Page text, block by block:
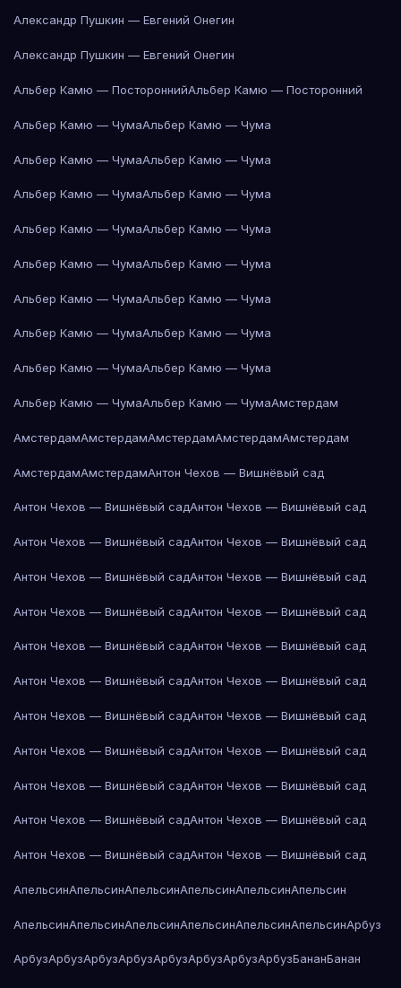
Александр Пушкин — Евгений Онегин
Александр Пушкин — Евгений Онегин
Альбер Камю — ПостороннийАльбер Камю — Посторонний
Альбер Камю — ЧумаАльбер Камю — Чума
Альбер Камю — ЧумаАльбер Камю — Чума
Альбер Камю — ЧумаАльбер Камю — Чума
Альбер Камю — ЧумаАльбер Камю — Чума
Альбер Камю — ЧумаАльбер Камю — Чума
Альбер Камю — ЧумаАльбер Камю — Чума
Альбер Камю — ЧумаАльбер Камю — Чума
Альбер Камю — ЧумаАльбер Камю — Чума
Альбер Камю — ЧумаАльбер Камю — ЧумаАмстердам
АмстердамАмстердамАмстердамАмстердамАмстердам
АмстердамАмстердамАнтон Чехов — Вишнёвый сад
Антон Чехов — Вишнёвый садАнтон Чехов — Вишнёвый сад
Антон Чехов — Вишнёвый садАнтон Чехов — Вишнёвый сад
Антон Чехов — Вишнёвый садАнтон Чехов — Вишнёвый сад
Антон Чехов — Вишнёвый садАнтон Чехов — Вишнёвый сад
Антон Чехов — Вишнёвый садАнтон Чехов — Вишнёвый сад
Антон Чехов — Вишнёвый садАнтон Чехов — Вишнёвый сад
Антон Чехов — Вишнёвый садАнтон Чехов — Вишнёвый сад
Антон Чехов — Вишнёвый садАнтон Чехов — Вишнёвый сад
Антон Чехов — Вишнёвый садАнтон Чехов — Вишнёвый сад
Антон Чехов — Вишнёвый садАнтон Чехов — Вишнёвый сад
Антон Чехов — Вишнёвый садАнтон Чехов — Вишнёвый сад
АпельсинАпельсинАпельсинАпельсинАпельсинАпельсин
АпельсинАпельсинАпельсинАпельсинАпельсинАпельсинАрбуз
АрбузАрбузАрбузАрбузАрбузАрбузАрбузАрбузБананБанан